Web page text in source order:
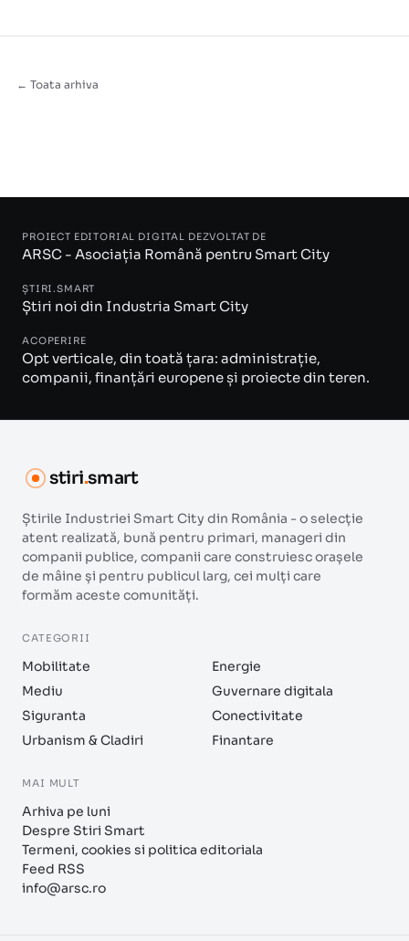
← Toata arhiva
PROIECT EDITORIAL DIGITAL DEZVOLTAT DE
ARSC - Asociația Română pentru Smart City
ȘTIRI.SMART
Știri noi din Industria Smart City
ACOPERIRE
Opt verticale, din toată țara: administrație,
companii, finanțări europene și proiecte din teren.
stiri.smart
Știrile Industriei Smart City din România - o selecție
atent realizată, bună pentru primari, manageri din
companii publice, companii care construiesc orașele
de mâine și pentru publicul larg, cei mulți care
formăm aceste comunități.
CATEGORII
Mobilitate
Energie
Mediu
Guvernare digitala
Siguranta
Conectivitate
Urbanism & Cladiri
Finantare
MAI MULT
Arhiva pe luni
Despre Stiri Smart
Termeni, cookies si politica editoriala
Feed RSS
info@arsc.ro